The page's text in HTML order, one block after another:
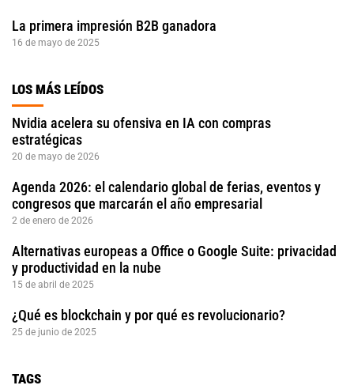
La primera impresión B2B ganadora
16 de mayo de 2025
LOS MÁS LEÍDOS
Nvidia acelera su ofensiva en IA con compras
estratégicas
20 de mayo de 2026
Agenda 2026: el calendario global de ferias, eventos y
congresos que marcarán el año empresarial
2 de enero de 2026
Alternativas europeas a Office o Google Suite: privacidad
y productividad en la nube
15 de abril de 2025
¿Qué es blockchain y por qué es revolucionario?
25 de junio de 2025
TAGS